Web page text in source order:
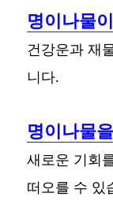
명이나물
건강운과 재
니다.
명이나물
새로운 기회
떠오를 수 있